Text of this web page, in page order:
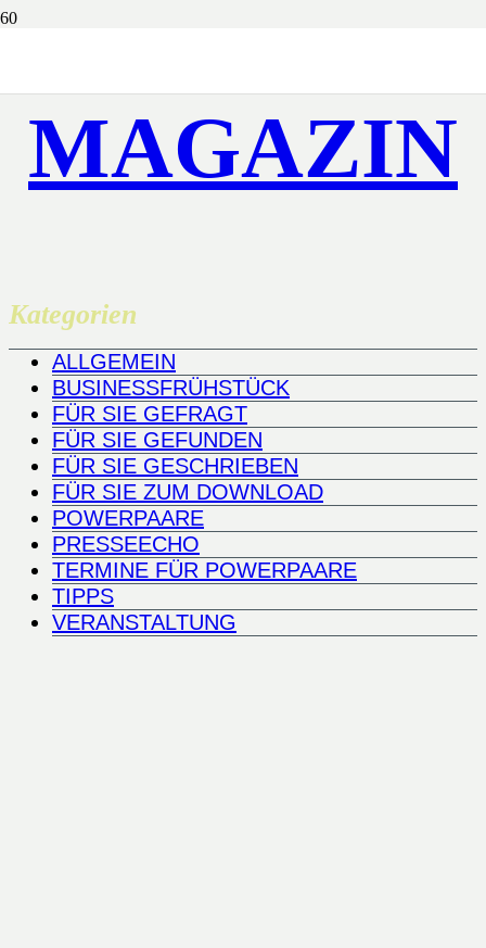
MAGAZIN
Kategorien
ALLGEMEIN
BUSINESSFRÜHSTÜCK
FÜR SIE GEFRAGT
FÜR SIE GEFUNDEN
FÜR SIE GESCHRIEBEN
FÜR SIE ZUM DOWNLOAD
POWERPAARE
PRESSEECHO
TERMINE FÜR POWERPAARE
TIPPS
VERANSTALTUNG